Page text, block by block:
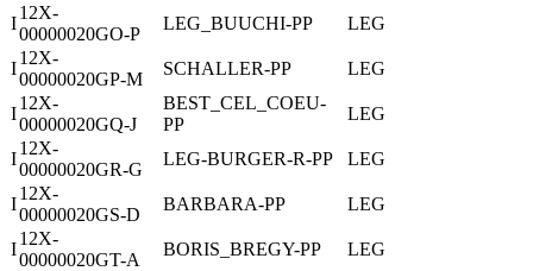
I
12X-
00000020GO-P
LEG_BUUCHI-PP LEG
I
12X-
00000020GP-M
SCHALLER-PP LEG
I
12X-
00000020GQ-J
BEST_CEL_COEU-
PP
LEG
I
12X-
00000020GR-G
LEG-BURGER-R-PP LEG
I
12X-
00000020GS-D
BARBARA-PP LEG
I
12X-
00000020GT-A
BORIS_BREGY-PP LEG